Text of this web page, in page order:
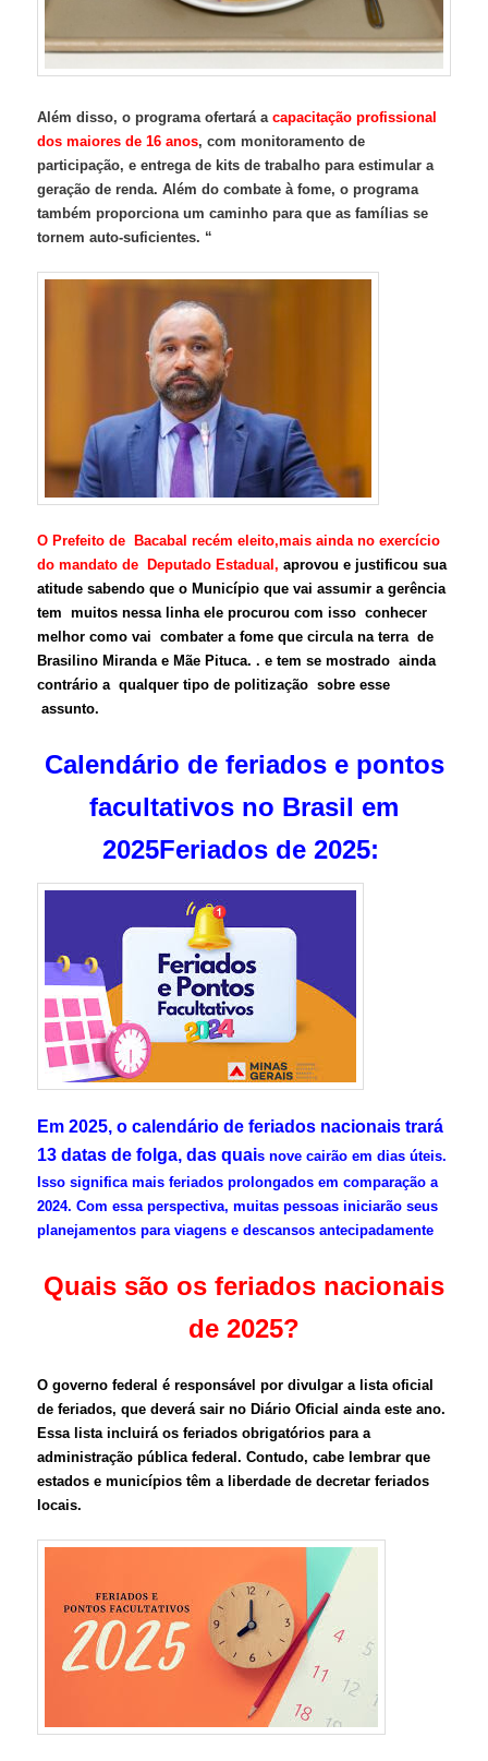
Além disso, o programa ofertará acapacitação profissional
dos maiores de 16 anos, com monitoramento de
participação, e entrega de kits de trabalho para estimular a
geração de renda. Além do combate à fome, o programa
também proporciona um caminho para que as famílias se
tornem auto-suficientes. “
O Prefeito de Bacabal recém eleito,mais ainda no exercício
do mandato de Deputado Estadual, aprovou e justificou sua
atitude sabendo que o Município que vai assumir a gerência
tem muitos nessa linha ele procurou com isso conhecer
melhor como vai combater a fome que circula na terra de
Brasilino Miranda e Mãe Pituca. . e tem se mostrado ainda
contrário a qualquer tipo de politização sobre esse
assunto.
Calendário de feriados e pontos
facultativos no Brasil em
2025Feriados de 2025:
Em 2025, o calendário de feriados nacionais trará
13 datas de folga, das quais nove cairão em dias úteis.
Isso significa mais feriados prolongados em comparação a
2024. Com essa perspectiva, muitas pessoas iniciarão seus
planejamentos para viagens e descansos antecipadamente
Quais são os feriados nacionais
de 2025?
O governo federal é responsável por divulgar a lista oficial
de feriados, que deverá sair no Diário Oficial ainda este ano.
Essa lista incluirá os feriados obrigatórios para a
administração pública federal. Contudo, cabe lembrar que
estados e municípios têm a liberdade de decretar feriados
locais.